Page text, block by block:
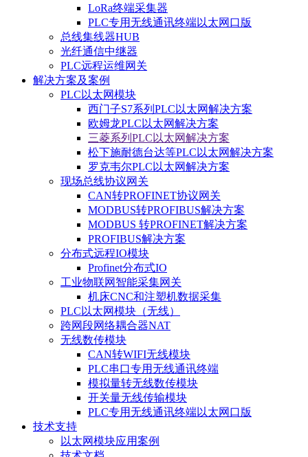
LoRa终端采集器
PLC专用无线通讯终端以太网口版
总线集线器HUB
光纤通信中继器
PLC远程运维网关
解决方案及案例
PLC以太网模块
西门子S7系列PLC以太网解决方案
欧姆龙PLC以太网解决方案
三菱系列PLC以太网解决方案
松下施耐德台达等PLC以太网解决方案
罗克韦尔PLC以太网解决方案
现场总线协议网关
CAN转PROFINET协议网关
MODBUS转PROFIBUS解决方案
MODBUS 转PROFINET解决方案
PROFIBUS解决方案
分布式远程IO模块
Profinet分布式IO
工业物联网智能采集网关
机床CNC和注塑机数据采集
PLC以太网模块（无线）
跨网段网络耦合器NAT
无线数传模块
CAN转WIFI无线模块
PLC串口专用无线通讯终端
模拟量转无线数传模块
开关量无线传输模块
PLC专用无线通讯终端以太网口版
技术支持
以太网模块应用案例